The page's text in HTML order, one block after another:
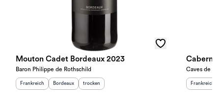
Mouton Cadet Bordeaux 2023
Baron Philippe de Rothschild
Herkunftsland
Frankreich Herkunftsregion:
Bordeaux Geschmack
trocken
Cabernet
Caves de la
Frankreich